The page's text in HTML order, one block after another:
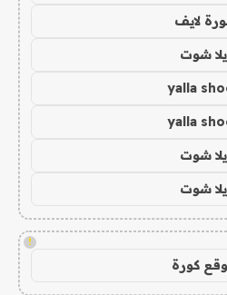
لايف
يلا شوت
yalla
yalla
يلا شوت
يلا شوت
!
كورة